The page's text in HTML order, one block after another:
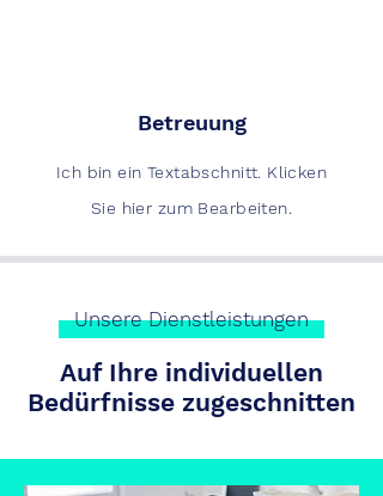
Betreuung
Ich bin ein Textabschnitt. Klicken
Sie hier zum Bearbeiten.
Unsere Dienstleistungen
Auf Ihre individuellen
Bedürfnisse zugeschnitten